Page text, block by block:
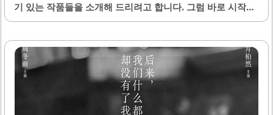
기 있는 작품들을 소개해 드리려고 합니다. 그럼 바로 시작할
게요! 사랑은 계속될 거야 어디까지나 의사와 간호사의 로맨
스를 그린 이 드라마는 배우들의 연기력과 연출로 많은 사람
에게 사랑받고 있어요. 또한 아름다운 배경음악까지 더해져
시청자들의 감성을 자극하기도 한답니다. 시간 가는 줄 모르
고 보게 되는 몰입감 최고인 드라마이니 꼭 한번 봐보세요! 도
망치는 건 부끄럽지만 도움이 된다. 계약 결혼이라는 독특한